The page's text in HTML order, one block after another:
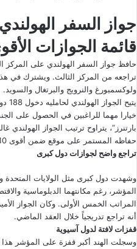
جواز السفر
قائمة الجوازات
تراجعه من المركز الثالث. ويشترك في
ولوكسمبورغ والنرويج والبرتغال والسويد.
خيارا مهما للراغبين في الحصول على
بارتنرز”، يتراوح ترتيب الجواز الهولندي
حفاظه المستمر على موقع ضمن أقوى 10 جوازات سفر في العالم.
تراجع واضح لجوازات دول كبرى
وشهدت دول كبرى مثل الولايات المتحدة
المؤشر، رغم مكانتهما الدبلوماسية
أنه تراجع تدريجياً خلال العقد الماضي.
قفزات لافتة لدول آسيوية
وسجلت الهند أكبر قفزة على المؤشر هذا